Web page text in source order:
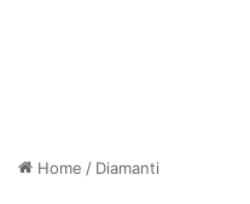
Home / Diamanti